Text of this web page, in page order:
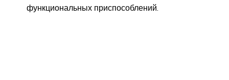
функциональных приспособлений.